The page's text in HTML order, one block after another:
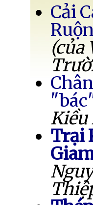
Cải
(của
Kiều
Trại